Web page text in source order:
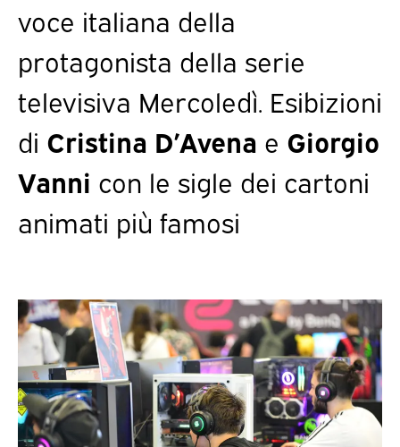
voce italiana della
protagonista della serie
televisiva Mercoledì. Esibizioni
di Cristina D’Avena e Giorgio
Vanni con le sigle dei cartoni
animati più famosi